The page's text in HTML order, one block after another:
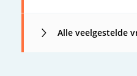
Alle veelgestelde